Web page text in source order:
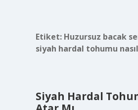
Etiket: Huzursuz bacak
siyah hardal tohumu
Siyah Hardal